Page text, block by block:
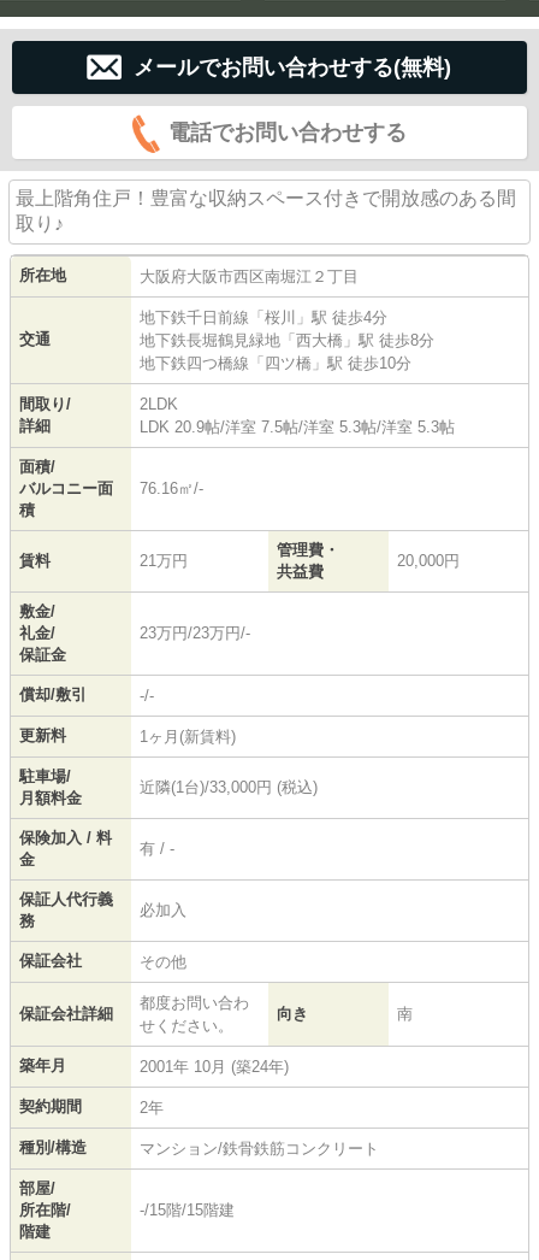
メールでお問い合わせする(無料)
電話でお問い合わせする
最上階角住戸！豊富な収納スペース付きで開放感のある間
取り♪
所在地 大阪府大阪市西区南堀江 ２丁目
交通
地下鉄千日前線 「桜川 」駅 徒歩4分
地下鉄長堀鶴見緑地 「西大橋 」駅 徒歩8分
地下鉄四つ橋線 「四ツ橋 」駅 徒歩10分
間取り/
詳細
2LDK
LDK 20.9帖/洋室 7.5帖/洋室 5.3帖/洋室 5.3帖
面積/
バルコニー面
積
76.16㎡/-
賃料 21万円
管理費・
共益費
20,000円
敷金/
礼金/
保証金
23万円/23万円/-
償却/敷引 -/-
更新料 1ヶ月(新賃料)
駐車場/
月額料金
近隣(1台)/33,000円 (税込)
保険加入 / 料
金
有 / -
保証人代行義
務
必加入
保証会社 その他
保証会社詳細
都度お問い合わ
せください。
向き 南
築年月 2001年 10月 (築24年)
契約期間 2年
種別/構造 マンション/鉄骨鉄筋コンクリート
部屋/
所在階/
階建
-/15階/15階建